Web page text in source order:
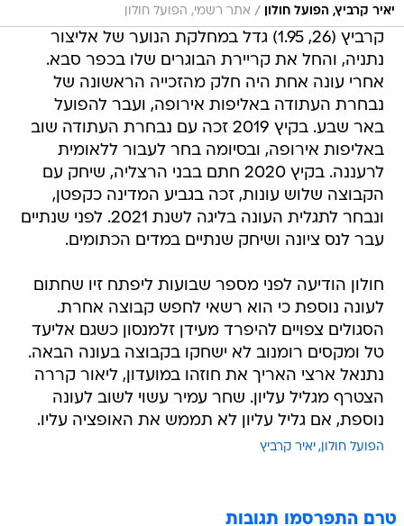
יאיר קרביץ, הפועל חולון / אתר רשמי, הפועל חולון
קרביץ (26, 1.95) גדל במחלקת הנוער של אליצור
נתניה, והחל את קריירת הבוגרים שלו בכפר סבא.
אחרי עונה אחת היה חלק מהזכייה הראשונה של
נבחרת העתודה באליפות אירופה, ועבר להפועל
באר שבע. בקיץ 2019 זכה עם נבחרת העתודה שוב
באליפות אירופה, ובסיומה בחר לעבור ללאומית
לרעננה. בקיץ 2020 חתם בבני הרצליה, שיחק עם
הקבוצה שלוש עונות, זכה בגביע המדינה כקפטן,
ונבחר לתגלית העונה בליגה לשנת 2021. לפני שנתיים
עבר לנס ציונה ושיחק שנתיים במדים הכתומים.
חולון הודיעה לפני מספר שבועות ליפתח זיו שחתום
לעונה נוספת כי הוא רשאי לחפש קבוצה אחרת.
הסגולים צפויים להיפרד מעידן זלמנסון כשגם אליעד
טל ומקסים רומנוב לא ישחקו בקבוצה בעונה הבאה.
נתנאל ארצי האריך את חוזהו במועדון, ליאור קררה
הצטרף מגליל עליון. שחר עמיר עשוי לשוב לעונה
נוספת, אם גליל עליון לא תממש את האופציה עליו.
הפועל חולון יאיר קרביץ
טרם התפרסמו תגובות